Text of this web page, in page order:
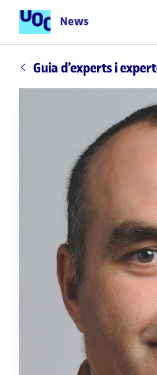
News
Guia d’experts i